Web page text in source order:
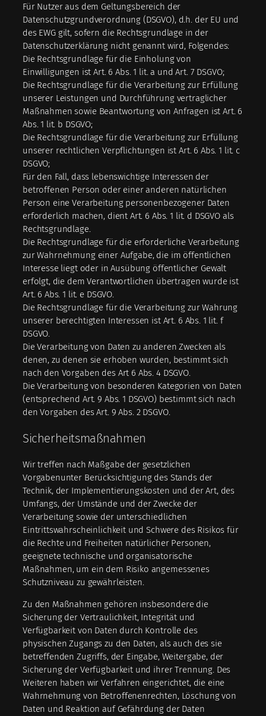
Für Nutzer aus dem Geltungsbereich der
Datenschutzgrundverordnung (DSGVO), d.h. der EU und
des EWG gilt, sofern die Rechtsgrundlage in der
Datenschutzerklärung nicht genannt wird, Folgendes:
Die Rechtsgrundlage für die Einholung von
Einwilligungen ist Art. 6 Abs. 1 lit. a und Art. 7 DSGVO;
Die Rechtsgrundlage für die Verarbeitung zur Erfüllung
unserer Leistungen und Durchführung vertraglicher
Maßnahmen sowie Beantwortung von Anfragen ist Art. 6
Abs. 1 lit. b DSGVO;
Die Rechtsgrundlage für die Verarbeitung zur Erfüllung
unserer rechtlichen Verpflichtungen ist Art. 6 Abs. 1 lit. c
DSGVO;
Für den Fall, dass lebenswichtige Interessen der
betroffenen Person oder einer anderen natürlichen
Person eine Verarbeitung personenbezogener Daten
erforderlich machen, dient Art. 6 Abs. 1 lit. d DSGVO als
Rechtsgrundlage.
Die Rechtsgrundlage für die erforderliche Verarbeitung
zur Wahrnehmung einer Aufgabe, die im öffentlichen
Interesse liegt oder in Ausübung öffentlicher Gewalt
erfolgt, die dem Verantwortlichen übertragen wurde ist
Art. 6 Abs. 1 lit. e DSGVO.
Die Rechtsgrundlage für die Verarbeitung zur Wahrung
unserer berechtigten Interessen ist Art. 6 Abs. 1 lit. f
DSGVO.
Die Verarbeitung von Daten zu anderen Zwecken als
denen, zu denen sie erhoben wurden, bestimmt sich
nach den Vorgaben des Art 6 Abs. 4 DSGVO.
Die Verarbeitung von besonderen Kategorien von Daten
(entsprechend Art. 9 Abs. 1 DSGVO) bestimmt sich nach
den Vorgaben des Art. 9 Abs. 2 DSGVO.
Sicherheitsmaßnahmen
Wir treffen nach Maßgabe der gesetzlichen
Vorgabenunter Berücksichtigung des Stands der
Technik, der Implementierungskosten und der Art, des
Umfangs, der Umstände und der Zwecke der
Verarbeitung sowie der unterschiedlichen
Eintrittswahrscheinlichkeit und Schwere des Risikos für
die Rechte und Freiheiten natürlicher Personen,
geeignete technische und organisatorische
Maßnahmen, um ein dem Risiko angemessenes
Schutzniveau zu gewährleisten.
Zu den Maßnahmen gehören insbesondere die
Sicherung der Vertraulichkeit, Integrität und
Verfügbarkeit von Daten durch Kontrolle des
physischen Zugangs zu den Daten, als auch des sie
betreffenden Zugriffs, der Eingabe, Weitergabe, der
Sicherung der Verfügbarkeit und ihrer Trennung. Des
Weiteren haben wir Verfahren eingerichtet, die eine
Wahrnehmung von Betroffenenrechten, Löschung von
Daten und Reaktion auf Gefährdung der Daten